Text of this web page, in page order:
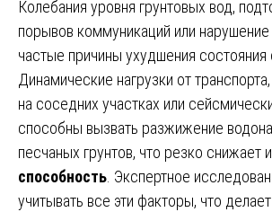
Колебания уровня грунтовых вод,
порывов коммуникаций или
частые причины ухудшения состояния
Динамические нагрузки от
на соседних участках или
способны вызвать разжижение
песчаных грунтов, что резко снижает
способность . Экспертное
учитывать все эти факторы, что делает